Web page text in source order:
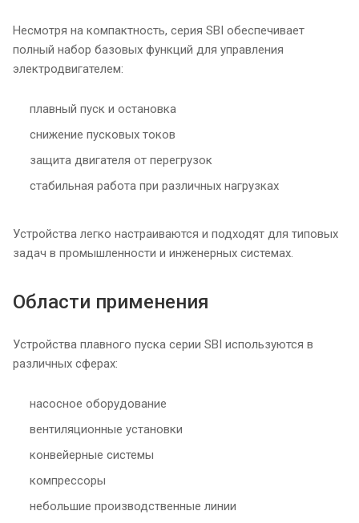
Несмотря на компактность, серия SBI обеспечивает
полный набор базовых функций для управления
электродвигателем:
плавный пуск и остановка
снижение пусковых токов
защита двигателя от перегрузок
стабильная работа при различных нагрузках
Устройства легко настраиваются и подходят для типовых
задач в промышленности и инженерных системах.
Области применения
Устройства плавного пуска серии SBI используются в
различных сферах:
насосное оборудование
вентиляционные установки
конвейерные системы
компрессоры
небольшие производственные линии